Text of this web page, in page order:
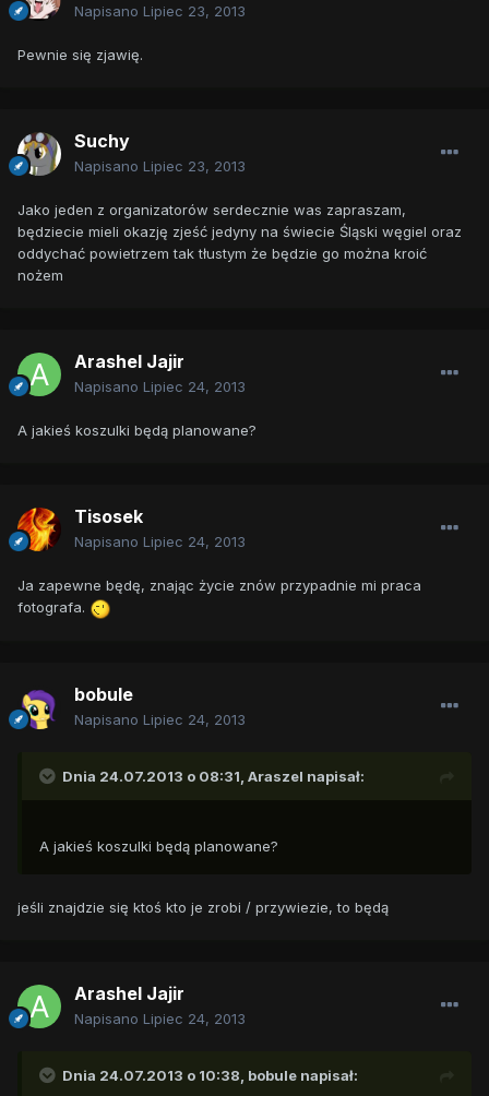
Napisano Lipiec 23, 2013
Pewnie się zjawię.
Suchy
Napisano Lipiec 23, 2013
Jako jeden z organizatorów serdecznie was zapraszam,
będziecie mieli okazję zjeść jedyny na świecie Śląski węgiel oraz
oddychać powietrzem tak tłustym że będzie go można kroić
nożem
Arashel Jajir
Napisano Lipiec 24, 2013
A jakieś koszulki będą planowane?
Tisosek
Napisano Lipiec 24, 2013
Ja zapewne będę, znając życie znów przypadnie mi praca
fotografa.
bobule
Napisano Lipiec 24, 2013
Dnia 24.07.2013 o 08:31, Araszel napisał:
A jakieś koszulki będą planowane?
jeśli znajdzie się ktoś kto je zrobi / przywiezie, to będą
Arashel Jajir
Napisano Lipiec 24, 2013
Dnia 24.07.2013 o 10:38, bobule napisał: